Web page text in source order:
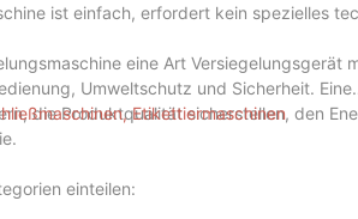
ist einfach, erfordert kein spezielles
eine Art Versiegelungsgerät
Umweltschutz und Sicherheit. Eine
die Produktqualität sicherstellen, den
Etikettiermaschinen
einteilen: